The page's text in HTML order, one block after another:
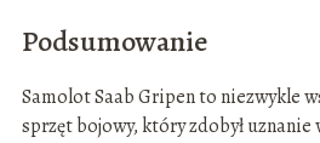
Podsumowanie
Samolot Saab Gripen to niezwykle
sprzęt bojowy, który zdobył uznanie